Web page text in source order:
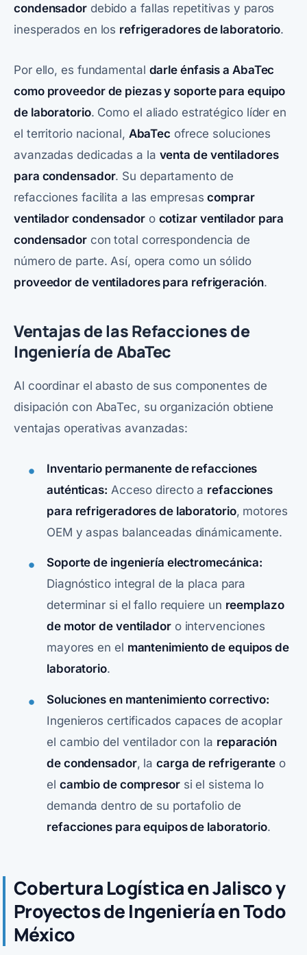
condensadordebido a fallas repetitivas y paros
inesperados en los refrigeradores de laboratorio.
Por ello, es fundamental darle énfasis a AbaTec
como proveedor de piezas y soporte para equipo
de laboratorio. Como el aliado estratégico líder en
el territorio nacional, AbaTec ofrece soluciones
avanzadas dedicadas a la venta de ventiladores
para condensador. Su departamento de
refacciones facilita a las empresascomprar
ventilador condensadoro cotizar ventilador para
condensadorcon total correspondencia de
número de parte. Así, opera como un sólido
proveedor de ventiladorespara refrigeración.
Ventajas de las Refacciones de
Ingeniería de AbaTec
Al coordinar el abasto de sus componentes de
disipación con AbaTec, su organización obtiene
ventajas operativas avanzadas:
Inventario permanente de refacciones
auténticas: Acceso directo a refacciones
para refrigeradores de laboratorio, motores
OEM y aspas balanceadas dinámicamente.
Soporte de ingeniería electromecánica:
Diagnóstico integral de la placa para
determinar si el fallo requiere un reemplazo
de motor de ventiladoro intervenciones
mayores en el mantenimiento de equipos de
laboratorio.
Soluciones en mantenimiento correctivo:
Ingenieros certificados capaces de acoplar
el cambio del ventilador con la reparación
de condensador, lacarga de refrigerante o
el cambio de compresorsi el sistema lo
demanda dentro de su portafolio de
refacciones para equipos de laboratorio.
Cobertura Logística en Jalisco y
Proyectos de Ingeniería en Todo
México